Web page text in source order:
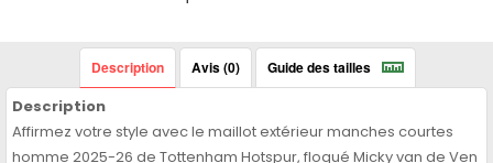
Description Avis (0) Guide des tailles
Description
Affirmez votre style avec le maillot extérieur manches courtes
homme 2025-26 de Tottenham Hotspur, floqué Micky van de Ven